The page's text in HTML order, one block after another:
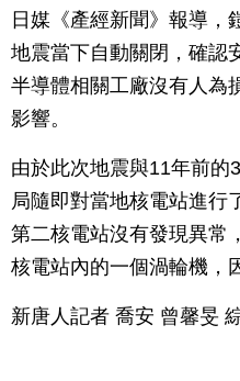
日媒《產經新聞》報導，
地震當下自動關閉，確認
半導體相關工廠沒有人為
影響。
由於此次地震與11年前的
局隨即對當地核電站進行
第二核電站沒有發現異常
核電站內的一個渦輪機，
新唐人記者 喬安 曾馨旻